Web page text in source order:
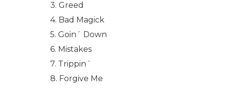
3. Greed
4. Bad Magick
5. Goin´ Down
6. Mistakes
7. Trippin´
8. Forgive Me